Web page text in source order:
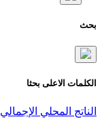
بحث
الكلمات الاعلى بحثا
الناتج المحلي الإجمالي